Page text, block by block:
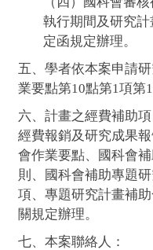
執行期間及研究
定函規定辦理。
五、學者依本案申請
業要點第10點第1項第
六、計畫之經費補助
經費報銷及研究成果
會作業要點、國科會
則、國科會補助專題
項、專題研究計畫補
關規定辦理。
七、本案聯絡人：